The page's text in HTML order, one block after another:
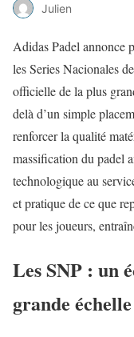
Julien
Adidas Padel annonce
les Series Nacionales
officielle de la plus
delà d’un simple
renforcer la qualité
massification du padel
technologique au
et pratique de ce que
pour les joueurs,
Les SNP : un
grande échelle